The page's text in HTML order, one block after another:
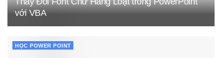
với VBA
HỌC POWER POINT